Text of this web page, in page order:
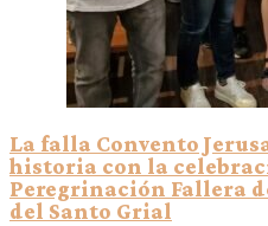
La falla Convento
historia con la
Peregrinación Fallera
del Santo Grial